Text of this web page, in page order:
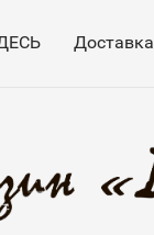
Доставка